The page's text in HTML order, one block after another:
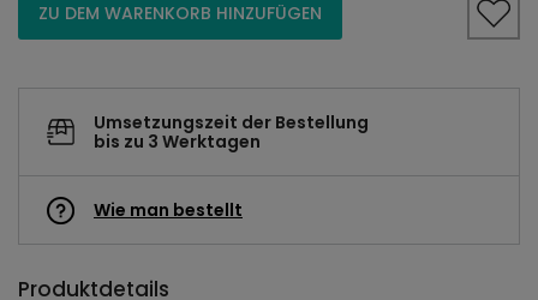
ZU DEM WARENKORB HINZUFÜGEN
Umsetzungszeit der Bestellung
bis zu 3 Werktagen
Wie man bestellt
Produktdetails